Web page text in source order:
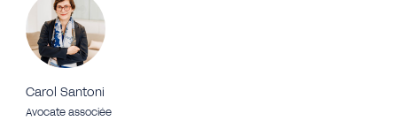
Carol Santoni
Avocate associée